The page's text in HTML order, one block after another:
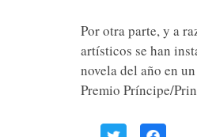
Por otra parte, y a
artísticos se han
novela del año en
Premio Príncipe/